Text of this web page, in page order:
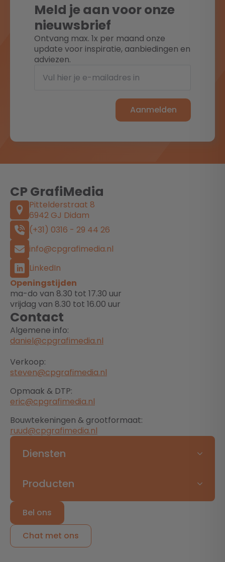
Meld je aan voor onze
nieuwsbrief
Ontvang max. 1x per maand onze
update voor inspiratie, aanbiedingen en
adviezen.
Aanmelden
CP GrafiMedia
Pittelderstraat 8
6942 GJ Didam
(+31) 0316 - 29 44 26
info@cpgrafimedia.nl
LinkedIn
Openingstijden
ma-do van 8.30 tot 17.30 uur
vrijdag van 8.30 tot 16.00 uur
Contact
Algemene info:
daniel@cpgrafimedia.nl
Verkoop:
steven@cpgrafimedia.nl
Opmaak & DTP:
eric@cpgrafimedia.nl
Bouwtekeningen & grootformaat:
ruud@cpgrafimedia.nl
Diensten
Producten
Bel ons
Chat met ons